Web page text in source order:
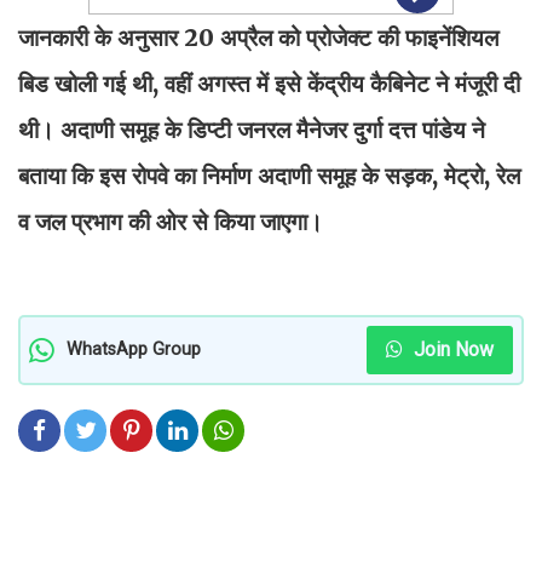
जानकारी के अनुसार 20 अप्रैल को प्रोजेक्ट की फाइनेंशियल
बिड खोली गई थी, वहीं अगस्त में इसे केंद्रीय कैबिनेट ने मंजूरी दी
थी। अदाणी समूह के डिप्टी जनरल मैनेजर दुर्गा दत्त पांडेय ने
बताया कि इस रोपवे का निर्माण अदाणी समूह के सड़क, मेट्रो, रेल
व जल प्रभाग की ओर से किया जाएगा।
WhatsApp Group Join Now